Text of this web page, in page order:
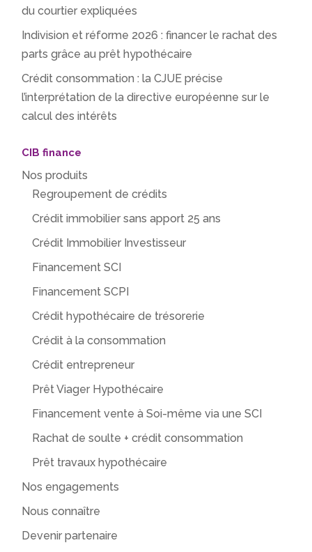
du courtier expliquées
Indivision et réforme 2026 : financer le rachat des
parts grâce au prêt hypothécaire
Crédit consommation : la CJUE précise
l’interprétation de la directive européenne sur le
calcul des intérêts
CIB finance
Nos produits
Regroupement de crédits
Crédit immobilier sans apport 25 ans
Crédit Immobilier Investisseur
Financement SCI
Financement SCPI
Crédit hypothécaire de trésorerie
Crédit à la consommation
Crédit entrepreneur
Prêt Viager Hypothécaire
Financement vente à Soi-même via une SCI
Rachat de soulte + crédit consommation
Prêt travaux hypothécaire
Nos engagements
Nous connaître
Devenir partenaire